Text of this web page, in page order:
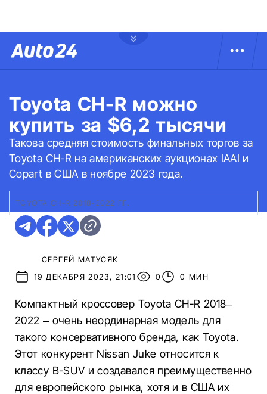
Toyota CH-R можно
купить за $6,2 тысячи
Такова средняя стоимость финальных торгов за
Toyota CH-R на американских аукционах IAAI и
Copart в США в ноябре 2023 года.
TOYOTA CH-R 2018-2022 ГГ.
СЕРГЕЙ МАТУСЯК
19 ДЕКАБРЯ 2023, 21:01
0 0 МИН
Компактный кроссовер Toyota CH-R 2018–
2022 – очень неординарная модель для
такого консервативного бренда, как Toyota.
Этот конкурент Nissan Juke относится к
классу B-SUV и создавался преимущественно
для европейского рынка, хотя и в США их